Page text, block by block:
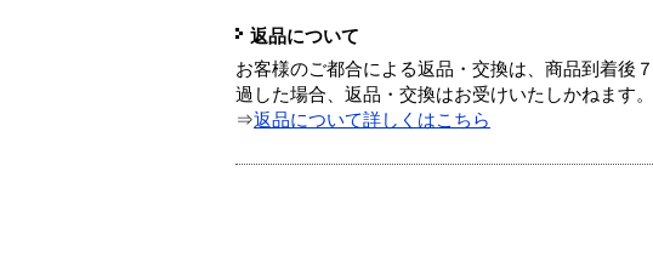
返品について
お客様のご都合による返品・交換は、商品到着後
過した場合、返品・交換はお受けいたしかねます。
⇒返品について詳しくはこちら